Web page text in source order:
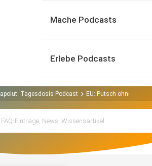
Mache Podcasts
Erlebe Podcasts
apolut: Tagesdosis Podcast EU: Putsch ohne